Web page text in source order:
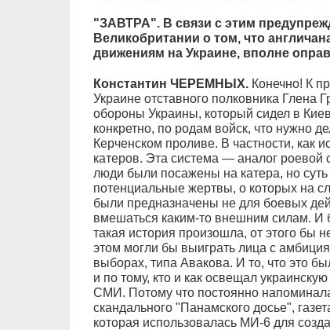
"ЗАВТРА". В связи с этим
Великобритании о том, что
движениям на Украине, вполне
Константин ЧЕРЕМНЫХ.Конечно! К
Украине отставного полковника Глена
обороны Украины, который сидел в
конкретно, по родам войск, что нужно
Керченском проливе. В частности, как
катеров. Эта система — аналог
люди были посажены на катера, но
потенциальные жертвы, о которых на
были предназначены не для боевых
вмешаться каким-то внешним силам. И
такая история произошла, от этого бы
этом могли бы выиграть лица с
выборах, типа Авакова. И то, что это
и по тому, кто и как освещал
СМИ. Потому что постоянно
скандального "Панамского досье",
которая использовалась МИ-6 для